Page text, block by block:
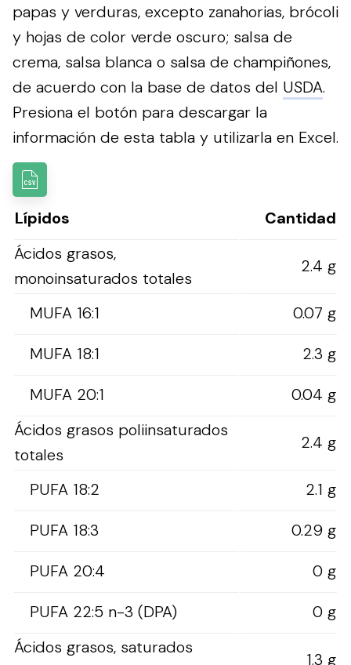
papas y verduras, excepto zanahorias, brócoli
y hojas de color verde oscuro; salsa de
crema, salsa blanca o salsa de champiñones,
de acuerdo con la base de datos del USDA.
Presiona el botón para descargar la
información de esta tabla y utilizarla en Excel.
Lípidos
Cantidad
Ácidos grasos,
monoinsaturados totales
2.4 g
MUFA 16:1
0.07 g
MUFA 18:1
2.3 g
MUFA 20:1
0.04 g
Ácidos grasos poliinsaturados
totales
2.4 g
PUFA 18:2
2.1 g
PUFA 18:3
0.29 g
PUFA 20:4
0 g
PUFA 22:5 n-3 (DPA)
0 g
Ácidos grasos, saturados
1.3 g